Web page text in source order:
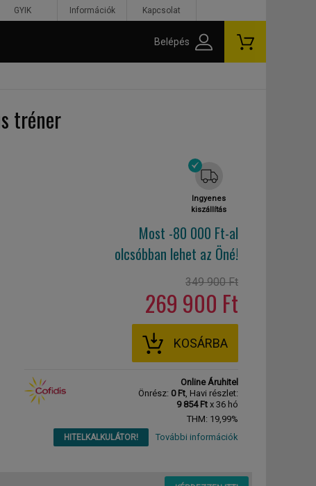
tréner
Ingyenes
kiszállítás
Most -80 000 Ft-al
olcsóbban lehet az Öné!
349 900 Ft
269 900 Ft
KOSÁRBA
Online Áruhitel
Önrész: 0 Ft, Havi részlet:
9 854 Ft x 36 hó
THM: 19,99%
HITELKALKULÁTOR! További információk
GYIK Információk Kapcsolat
Belépés